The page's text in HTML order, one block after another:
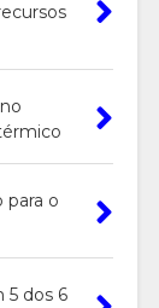
para o
5 dos 6